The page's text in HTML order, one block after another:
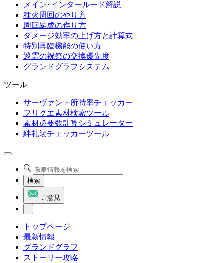
メイン･インタールード解説
種火周回のやり方
周回編成の作り方
ダメージ効率の上げ方と計算式
特別再臨機能の使い方
巡霊の祝祭の交換優先度
グランドグラフシステム
ツール
サーヴァント所持率チェッカー
フリクエ素材検索ツール
素材必要数計算シミュレーター
絆礼装チェッカーツール
検索
ご意見
トップページ
最新情報
グランドグラフ
ストーリー攻略